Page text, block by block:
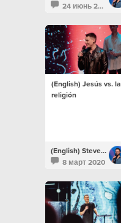
24 июнь 2020
(English) Jesús vs. la
religión
(English) Steven Richards
8 март 2020